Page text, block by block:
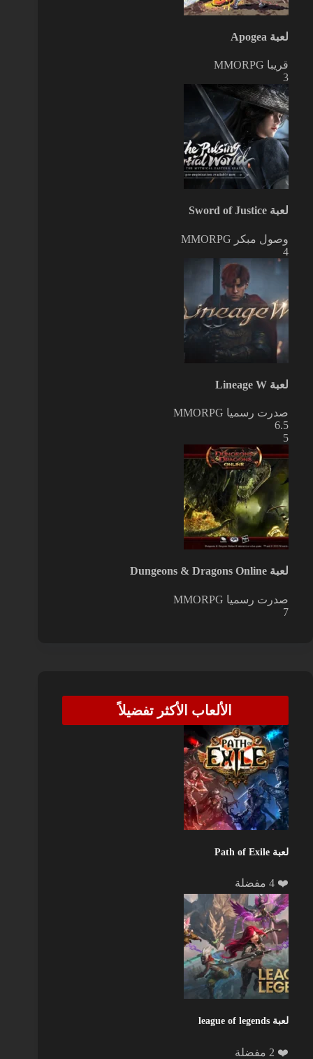
لعبة Apogea
قريبا MMORPG
3
لعبة Sword of Justice
وصول مبكر MMORPG
4
لعبة Lineage W
صدرت رسميا MMORPG
6.5
5
لعبة Dungeons & Dragons Online
صدرت رسميا MMORPG
7
الألعاب الأكثر تفضيلاً
لعبة Path of Exile
❤️ 4 مفضلة
لعبة league of legends
❤️ 2 مفضلة